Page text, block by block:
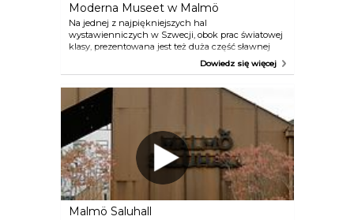
Moderna Museet w Malmö
Na jednej z najpiękniejszych hal
wystawienniczych w Szwecji, obok prac światowej
klasy, prezentowana jest też duża część sławnej
kolekcji sztuki Moderna Museet. Spektakularna
architektura budynku starej elektrowni również
Dowiedz się więcej
Malmö Saluhall